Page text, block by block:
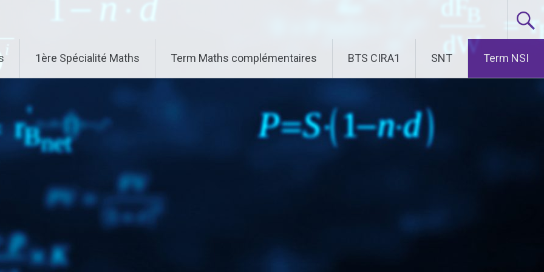
1ère Spécialité Maths Term Maths complémentaires BTS CIRA1 SNT Term NSI